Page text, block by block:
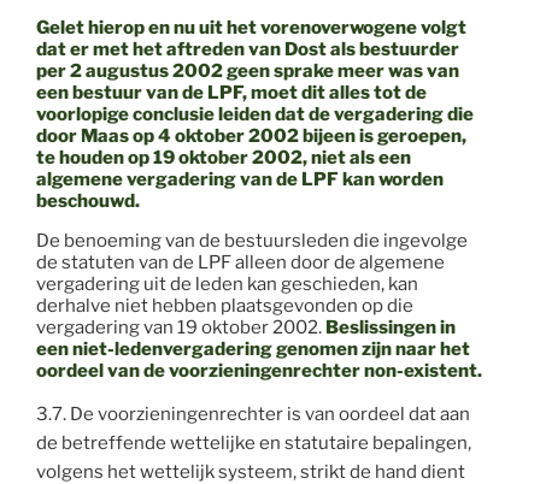
Gelet hierop en nu uit het vorenoverwogene volgt
dat er met het aftreden van Dost als bestuurder
per 2 augustus 2002 geen sprake meer was van
een bestuur van de LPF, moet dit alles tot de
voorlopige conclusie leiden dat de vergadering die
door Maas op 4 oktober 2002 bijeen is geroepen,
te houden op 19 oktober 2002, niet als een
algemene vergadering van de LPF kan worden
beschouwd.
De benoeming van de bestuursleden die ingevolge
de statuten van de LPF alleen door de algemene
vergadering uit de leden kan geschieden, kan
derhalve niet hebben plaatsgevonden op die
vergadering van 19 oktober 2002. Beslissingen in
een niet-ledenvergadering genomen zijn naar het
oordeel van de voorzieningenrechter non-existent.
3.7. De voorzieningenrechter is van oordeel dat aan
de betreffende wettelijke en statutaire bepalingen,
volgens het wettelijk systeem, strikt de hand dient